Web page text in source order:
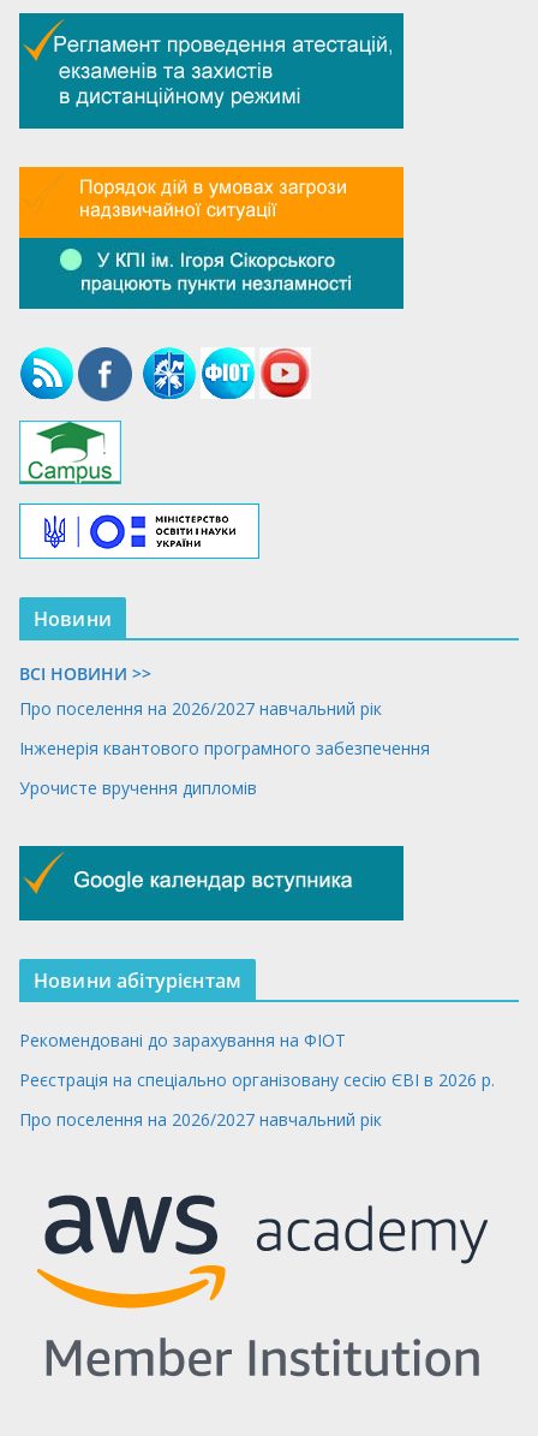
Новини
ВСІ НОВИНИ >>
Про поселення на 2026/2027 навчальний рік
Інженерія квантового програмного забезпечення
Урочисте вручення дипломів
Новини абітурієнтам
Рекомендовані до зарахування на ФІОТ
Реєстрація на спеціально організовану сесію ЄВІ в 2026 р.
Про поселення на 2026/2027 навчальний рік